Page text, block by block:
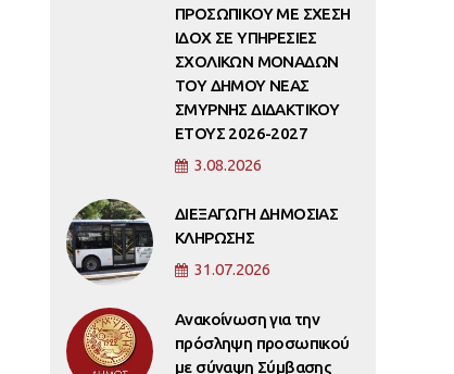
ΠΡΟΣΩΠΙΚΟΥ ΜΕ ΣΧΕΣΗ
ΙΔΟΧ ΣΕ ΥΠΗΡΕΣΙΕΣ
ΣΧΟΛΙΚΩΝ ΜΟΝΑΔΩΝ
ΤΟΥ ΔΗΜΟΥ ΝΕΑΣ
ΣΜΥΡΝΗΣ ΔΙΔΑΚΤΙΚΟΥ
ΕΤΟΥΣ 2026-2027
3.08.2026
ΔΙΕΞΑΓΩΓΗ ΔΗΜΟΣΙΑΣ
ΚΛΗΡΩΣΗΣ
31.07.2026
Ανακοίνωση για την
πρόσληψη προσωπικού
με σύναψη Σύμβασης